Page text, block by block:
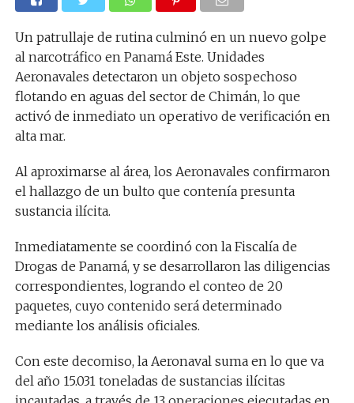
Un patrullaje de rutina culminó en un nuevo golpe
al narcotráfico en Panamá Este. Unidades
Aeronavales detectaron un objeto sospechoso
flotando en aguas del sector de Chimán, lo que
activó de inmediato un operativo de verificación en
alta mar.
Al aproximarse al área, los Aeronavales confirmaron
el hallazgo de un bulto que contenía presunta
sustancia ilícita.
Inmediatamente se coordinó con la Fiscalía de
Drogas de Panamá, y se desarrollaron las diligencias
correspondientes, logrando el conteo de 20
paquetes, cuyo contenido será determinado
mediante los análisis oficiales.
Con este decomiso, la Aeronaval suma en lo que va
del año 15.031 toneladas de sustancias ilícitas